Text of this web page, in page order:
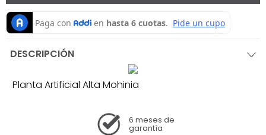
DESCRIPCIÓN
Planta Artificial Alta Mohinia
6 meses de
garantía